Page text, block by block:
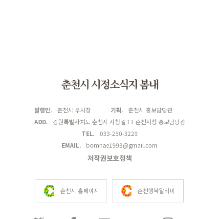
춘천시 시정소식지 봄내
발행인. 춘천시 부시장 기획.
춘천시 홍보담당관
ADD.
강원특별자치도 춘천시 시청길 11 춘천시청 홍보담당관
TEL.
033-250-3229
EMAIL.
bomnae1993@gmail.com
저작권보호정책
춘천시 홈페이지 춘천행복알리미